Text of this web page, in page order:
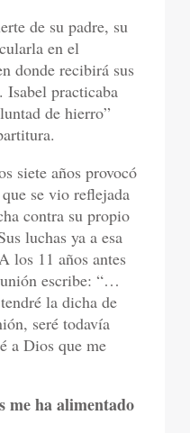
de su padre, su
en el
donde recibirá sus
Isabel practicaba
de hierro”
siete años provocó
se vio reflejada
contra su propio
luchas ya a esa
los 11 años antes
escribe: “…
la dicha de
seré todavía
a Dios que me
me ha alimentado